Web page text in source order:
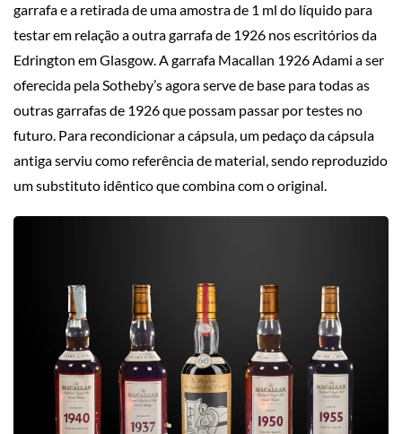
garrafa e a retirada de uma amostra de 1 ml do líquido para
testar em relação a outra garrafa de 1926 nos escritórios da
Edrington em Glasgow. A garrafa Macallan 1926 Adami a ser
oferecida pela Sotheby’s agora serve de base para todas as
outras garrafas de 1926 que possam passar por testes no
futuro. Para recondicionar a cápsula, um pedaço da cápsula
antiga serviu como referência de material, sendo reproduzido
um substituto idêntico que combina com o original.